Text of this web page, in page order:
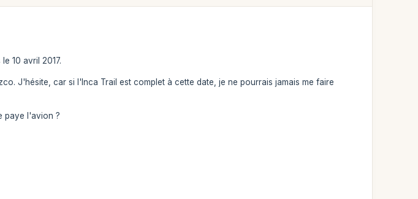
10 avril 2017.
J'hésite, car si l'Inca Trail est complet à cette date, je ne pourrais jamais me faire
paye l'avion ?